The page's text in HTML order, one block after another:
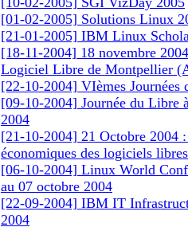
[01-02-2005] Solutions Linux
[21-01-2005] IBM Linux
[18-11-2004] 18 novembre
Logiciel Libre de Montpellier
[22-10-2004] VIèmes
[09-10-2004] Journée du Libre
2004
[21-10-2004] 21 Octobre 2004
économiques des logiciels libres
[06-10-2004] Linux World
au 07 octobre 2004
[22-09-2004] IBM IT
2004